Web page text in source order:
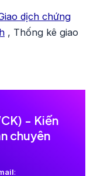
dịch chứng
, Thống kê giao
- Kiến
chuyên
: